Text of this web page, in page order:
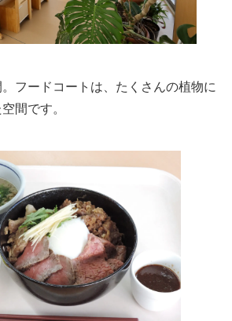
フードコートは、たくさんの植物に
間です。